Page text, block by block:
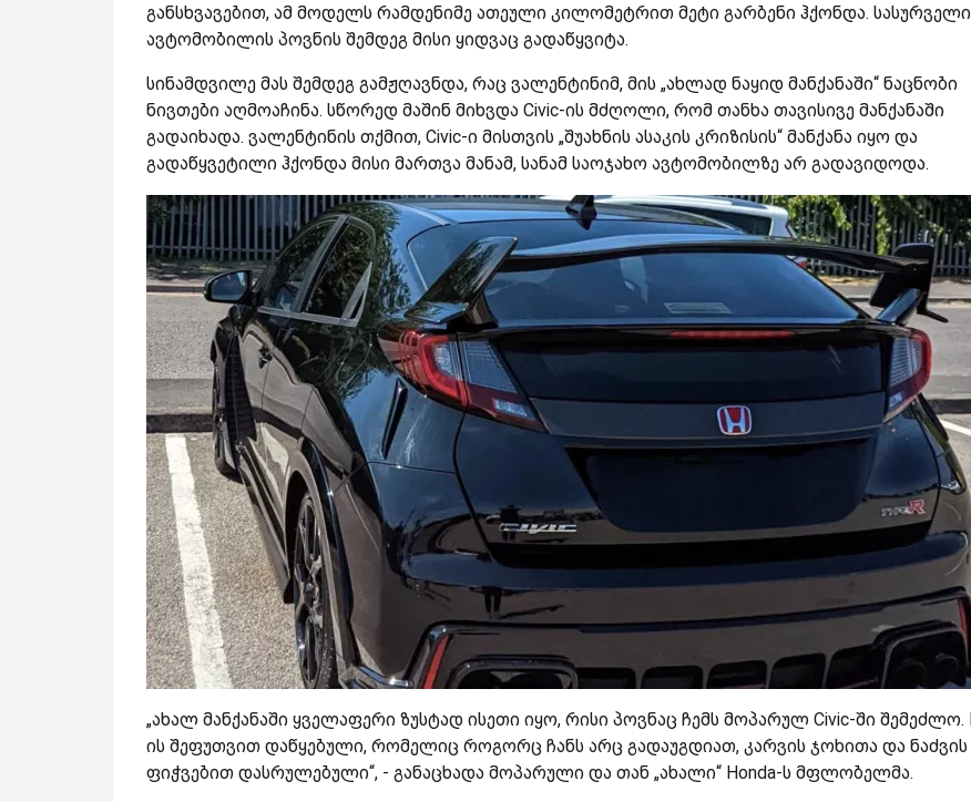
განსხვავებით, ამ მოდელს რამდენიმე ათეული კილომეტრით მეტი გარბენი ჰქონდა. სასურველი
ავტომობილის პოვნის შემდეგ მისი ყიდვაც გადაწყვიტა.
სინამდვილე მას შემდეგ გამჟღავნდა, რაც ვალენტინიმ, მის „ახლად ნაყიდ მანქანაში“ ნაცნობი
ნივთები აღმოაჩინა. სწორედ მაშინ მიხვდა Civic-ის მძღოლი, რომ თანხა თავისივე მანქანაში
გადაიხადა. ვალენტინის თქმით, Civic-ი მისთვის „შუახნის ასაკის კრიზისის“ მანქანა იყო და
გადაწყვეტილი ჰქონდა მისი მართვა მანამ, სანამ საოჯახო ავტომობილზე არ გადავიდოდა.
„ახალ მანქანაში ყველაფერი ზუსტად ისეთი იყო, რისი პოვნაც ჩემს მოპარულ Civic-ში შემეძლო.
ის შეფუთვით დაწყებული, რომელიც როგორც ჩანს არც გადაუგდიათ, კარვის ჯოხითა და ნაძვის
ფიჭვებით დასრულებული“, - განაცხადა მოპარული და თან „ახალი“ Honda-ს მფლობელმა.